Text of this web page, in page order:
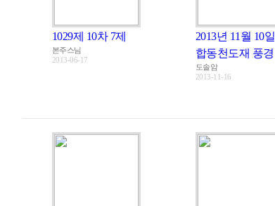
1029제 10차 7제
본주스님
2013-06-17
2013년 11월 10일
합동천도재 풍경
도솔암
2013-11-16